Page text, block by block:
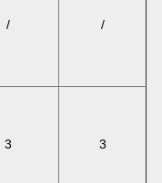
/ /
3 3